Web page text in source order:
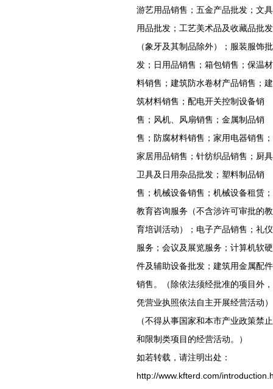
游艺用品销售；五金产品批发；文具
用品批发；工艺美术品及收藏品批发
（象牙及其制品除外）；服装服饰批
发；日用品销售；箱包销售；保温材
料销售；建筑防水卷材产品销售；建
筑材料销售；配电开关控制设备销
售；风机、风扇销售；金属制品销
售；防腐材料销售；家用电器销售；
家居用品销售；针纺织品销售；厨具
卫具及日用杂品批发；塑料制品销
售；机械设备销售；机械设备租赁；
教育咨询服务（不含涉许可审批的教
育培训活动）；电子产品销售；礼仪
服务；会议及展览服务；计算机软硬
件及辅助设备批发；建筑用金属配件
销售。（除依法须经批准的项目外，
凭营业执照依法自主开展经营活动）
（不得从事国家和本市产业政策禁止
和限制类项目的经营活动。）
如若转载，请注明出处：
http://www.kfterd.com/